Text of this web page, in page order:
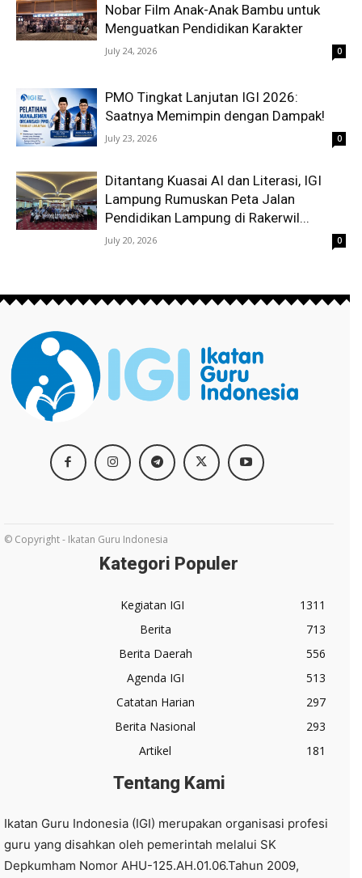
Nobar Film Anak-Anak Bambu untuk
Menguatkan Pendidikan Karakter
July 24, 2026 0
PMO Tingkat Lanjutan IGI 2026:
Saatnya Memimpin dengan Dampak!
July 23, 2026 0
Ditantang Kuasai AI dan Literasi, IGI
Lampung Rumuskan Peta Jalan
Pendidikan Lampung di Rakerwil...
July 20, 2026 0
© Copyright - Ikatan Guru Indonesia
Kategori Populer
Kegiatan IGI
1311
Berita
713
Berita Daerah
556
Agenda IGI
513
Catatan Harian
297
Berita Nasional
293
Artikel
181
Tentang Kami
Ikatan Guru Indonesia (IGI) merupakan organisasi profesi
guru yang disahkan oleh pemerintah melalui SK
Depkumham Nomor AHU-125.AH.01.06.Tahun 2009,